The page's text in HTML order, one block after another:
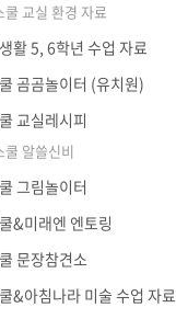
쿨 교실 환경 자료
활 5, 6학년 수업 자료
곰곰놀이터 (유치원)
교실레시피
쿨 알쓸신비
그림놀이터
&미래엔 엔토링
문장참견소
&아침나라 미술 수업 자료